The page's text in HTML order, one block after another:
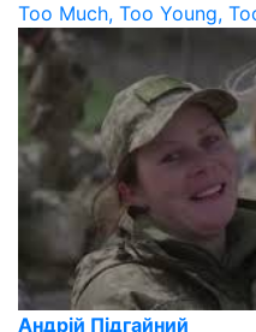
Too Much, Too Young,
Андрій Підгайний